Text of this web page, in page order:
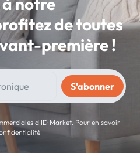
de toutes
première !
d'ID Market. Pour en savoir